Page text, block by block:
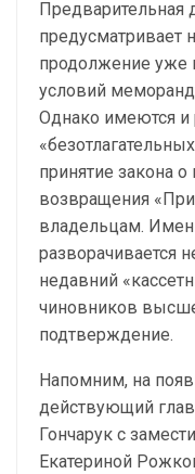
Предварительная
продолжение уже
условий
Однако имеются и
принятие закона
возвращения
владельцам.
разворачивается
недавний
чиновников
подтверждение.
Напомним, на
действующий
Гончарук с
Екатериной